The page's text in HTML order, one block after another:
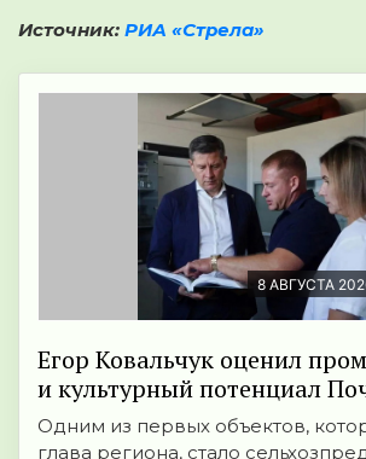
Источник: РИА «Стрела»
8 АВГУСТА
Егор Ковальчук оценил
и культурный потенциал
Одним из первых объектов,
глава региона, стало